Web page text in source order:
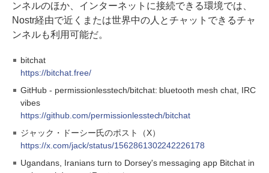
ンネルのほか、インターネットに接続できる環境では、
Nostr経由で近くまたは世界中の人とチャットできるチャ
ンネルも利用可能だ。
bitchat
https://bitchat.free/
GitHub - permissionlesstech/bitchat: bluetooth mesh chat, IRC
vibes
https://github.com/permissionlesstech/bitchat
ジャック・ドーシー氏のポスト（X）
https://x.com/jack/status/1562861302242226178
Ugandans, Iranians turn to Dorsey's messaging app Bitchat in